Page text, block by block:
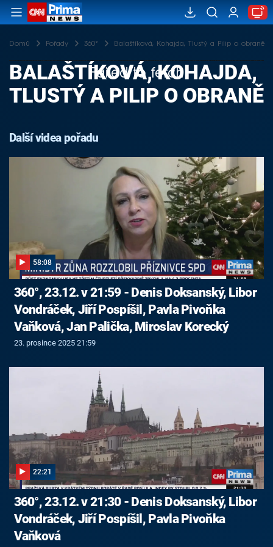
Domů Pořady 360° Balaštíková, Kohajda, Tlustý a Pilip o obraně
Failed to fetch
BALAŠTÍKOVÁ, KOHAJDA,
TLUSTÝ A PILIP O OBRANĚ
Další videa pořadu
58:08
360°, 23.12. v 21:59 - Denis Doksanský, Libor
Vondráček, Jiří Pospíšil, Pavla Pivoňka
Vaňková, Jan Palička, Miroslav Korecký
23. prosince 2025 21:59
22:21
360°, 23.12. v 21:30 - Denis Doksanský, Libor
Vondráček, Jiří Pospíšil, Pavla Pivoňka
Vaňková